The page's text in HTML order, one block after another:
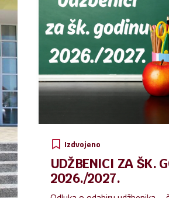
Izdvojeno
UDŽBENICI ZA ŠK.
2026./2027.